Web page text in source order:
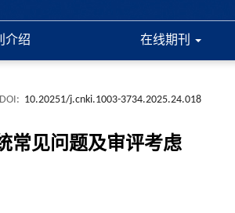
介绍 在线期刊
DOI: 10.20251/j.cnki.1003-3734.2025.24.018
常见问题及审评考虑